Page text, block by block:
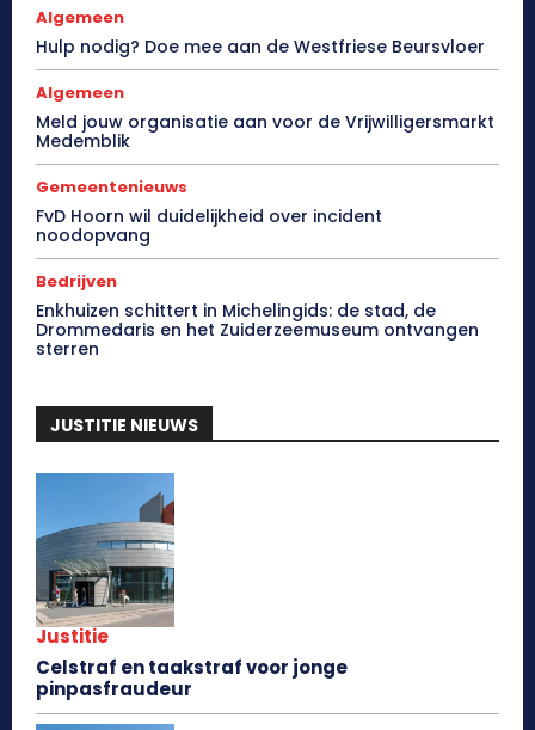
Algemeen
Hulp nodig? Doe mee aan de Westfriese Beursvloer
Algemeen
Meld jouw organisatie aan voor de Vrijwilligersmarkt
Medemblik
Gemeentenieuws
FvD Hoorn wil duidelijkheid over incident
noodopvang
Bedrijven
Enkhuizen schittert in Michelingids: de stad, de
Drommedaris en het Zuiderzeemuseum ontvangen
sterren
JUSTITIE NIEUWS
Justitie
Celstraf en taakstraf voor jonge
pinpasfraudeur